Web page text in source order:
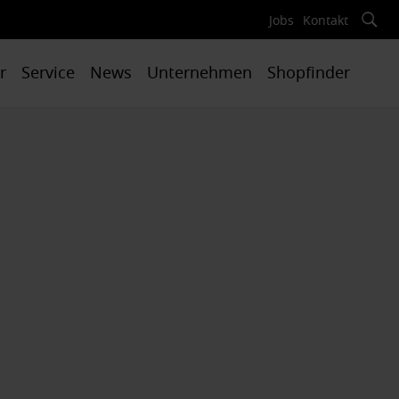
Jobs Kontakt
Service News Unternehmen Shopfinder